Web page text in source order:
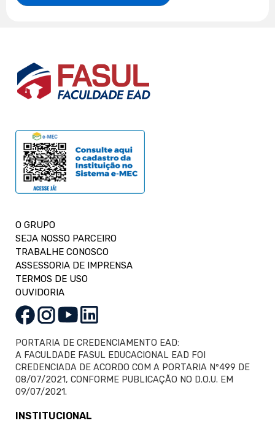
O GRUPO
SEJA NOSSO PARCEIRO
TRABALHE CONOSCO
ASSESSORIA DE IMPRENSA
TERMOS DE USO
OUVIDORIA
PORTARIA DE CREDENCIAMENTO EAD:
A FACULDADE FASUL EDUCACIONAL EAD FOI
CREDENCIADA DE ACORDO COM A PORTARIA Nº499 DE
08/07/2021, CONFORME PUBLICAÇÃO NO D.O.U. EM
09/07/2021.
INSTITUCIONAL